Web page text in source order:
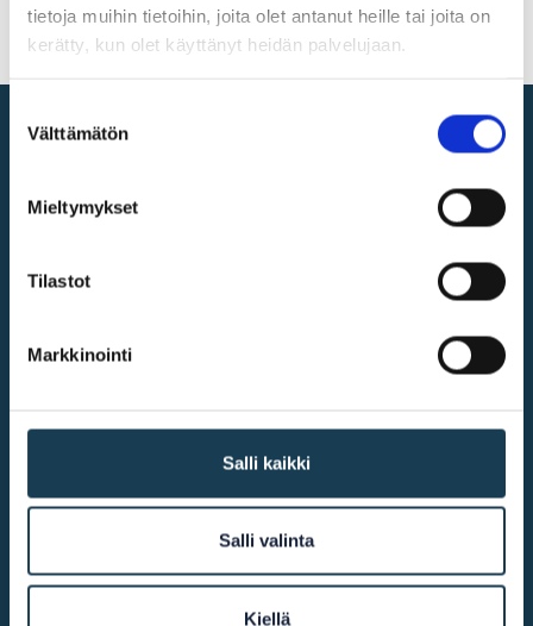
tietoja muihin tietoihin, joita olet antanut heille tai joita on
kerätty, kun olet käyttänyt heidän palvelujaan.
valinta
Välttämätön
Mieltymykset
Tilastot
Markkinointi
Salli kaikki
Salli valinta
Kiellä
@2026
More info
Cookie declaration
Other links